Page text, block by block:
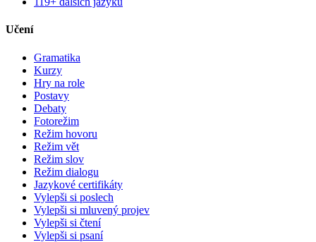
Učení
Gramatika
Kurzy
Hry na role
Postavy
Debaty
Fotorežim
Režim hovoru
Režim vět
Režim slov
Režim dialogu
Jazykové certifikáty
Vylepši si poslech
Vylepši si mluvený projev
Vylepši si čtení
Vylepši si psaní